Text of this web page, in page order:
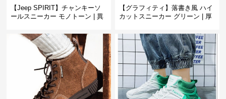
【Jeep SPIRIT】チャンキーソ
ールスニーカー モノトーン | 異
【グラフィティ】落書き風 ハイ
カットスニーカー グリーン | 厚